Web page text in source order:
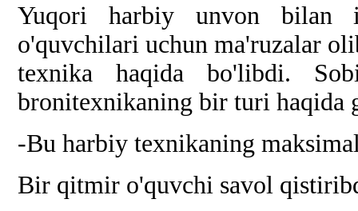
Yuqori harbiy unvon bilan
o'quvchilari uchun ma'ruzalar
texnika haqida bo'libdi.
bronitexnikaning bir turi haqida
-Bu harbiy texnikaning
Bir qitmir o'quvchi savol